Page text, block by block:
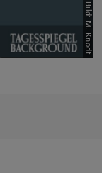
Bild: M. Knodt